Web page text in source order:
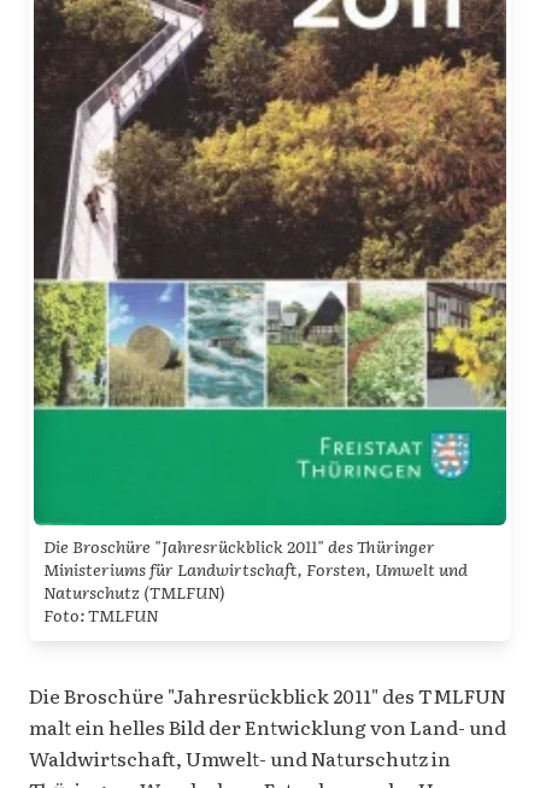
Die Broschüre "Jahresrückblick 2011" des Thüringer
Ministeriums für Landwirtschaft, Forsten, Umwelt und
Naturschutz (TMLFUN)
Foto: TMLFUN
Die Broschüre "Jahresrückblick 2011" des TMLFUN
malt ein helles Bild der Entwicklung von Land- und
Waldwirtschaft, Umwelt- und Naturschutz in